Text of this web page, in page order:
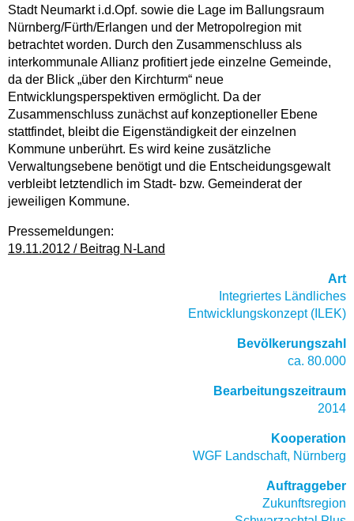
Stadt Neumarkt i.d.Opf. sowie die Lage im Ballungsraum
Nürnberg/Fürth/Erlangen und der Metropolregion mit
betrachtet worden. Durch den Zusammenschluss als
interkommunale Allianz profitiert jede einzelne Gemeinde,
da der Blick „über den Kirchturm“ neue
Entwicklungsperspektiven ermöglicht. Da der
Zusammenschluss zunächst auf konzeptioneller Ebene
stattfindet, bleibt die Eigenständigkeit der einzelnen
Kommune unberührt. Es wird keine zusätzliche
Verwaltungsebene benötigt und die Entscheidungsgewalt
verbleibt letztendlich im Stadt- bzw. Gemeinderat der
jeweiligen Kommune.
Pressemeldungen:
19.11.2012 / Beitrag N-Land
Art
Integriertes Ländliches
Entwicklungskonzept (ILEK)
Bevölkerungszahl
ca. 80.000
Bearbeitungszeitraum
2014
Kooperation
WGF Landschaft, Nürnberg
Auftraggeber
Zukunftsregion